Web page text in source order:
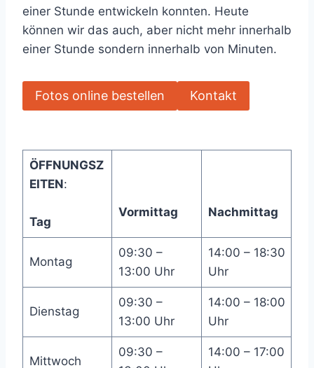
einer Stunde entwickeln konnten. Heute
können wir das auch, aber nicht mehr innerhalb
einer Stunde sondern innerhalb von Minuten.
Fotos online bestellen Kontakt
ÖFFNUNGSZ
EITEN:
Tag
Vormittag Nachmittag
Montag
09:30 –
13:00 Uhr
14:00 – 18:30
Uhr
Dienstag
09:30 –
13:00 Uhr
14:00 – 18:00
Uhr
Mittwoch
09:30 –
14:00 – 17:00